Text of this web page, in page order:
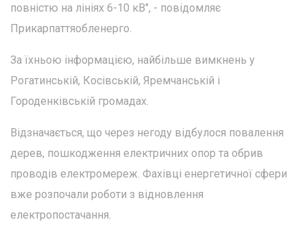
повністю на лініях 6-10 кВ", - повідомляє
Прикарпаттяобленерго.
За їхньою інформацією, найбільше вимкнень у
Рогатинській, Косівській, Яремчанській і
Городенківській громадах.
Відзначається, що через негоду відбулося повалення
дерев, пошкодження електричних опор та обрив
проводів електромереж. Фахівці енергетичної сфери
вже розпочали роботи з відновлення
електропостачання.